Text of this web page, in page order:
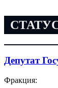
Депутат
Фракция: